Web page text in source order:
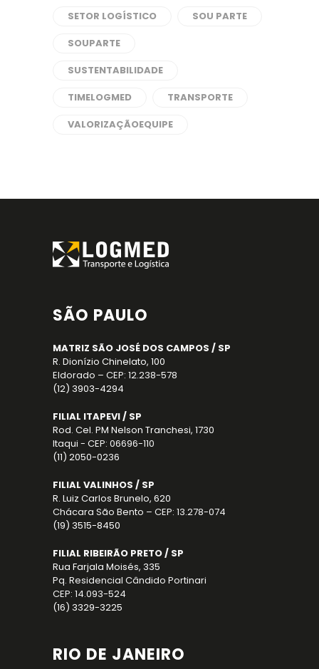
SETOR LOGÍSTICO
SOU PARTE
SOUPARTE
SUSTENTABILIDADE
TIMELOGMED
TRANSPORTE
VALORIZAÇÃOEQUIPE
SÃO PAULO
MATRIZ SÃO JOSÉ DOS CAMPOS / SP
R. Dionízio Chinelato, 100
Eldorado – CEP: 12.238-578
(12) 3903-4294
FILIAL ITAPEVI / SP
Rod. Cel. PM Nelson Tranchesi, 1730
Itaqui - CEP: 06696-110
(11) 2050-0236
FILIAL VALINHOS / SP
R. Luiz Carlos Brunelo, 620
Chácara São Bento – CEP: 13.278-074
(19) 3515-8450
FILIAL RIBEIRÃO PRETO / SP
Rua Farjala Moisés, 335
Pq. Residencial Cândido Portinari
CEP: 14.093-524
(16) 3329-3225
RIO DE JANEIRO